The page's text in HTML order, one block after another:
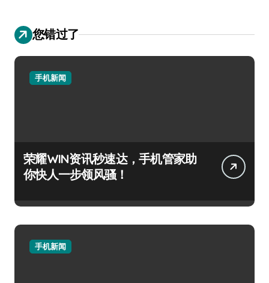
您错过了
手机新闻
荣耀WIN资讯秒速达，手机管家助
你快人一步领风骚！
手机新闻